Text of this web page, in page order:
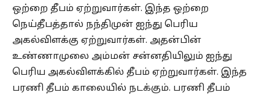
ஒற்றை தீபம் ஏற்றுவார்கள். இந்த ஒற்றை
நெய்தீபத்தால் நந்திமுன் ஐந்து பெரிய
அகல்விளக்கு ஏற்றுவார்கள். அதன்பின்
உண்ணாமுலை அம்மன் சன்னதியிலும் ஐந்து
பெரிய அகல்விளக்கில் தீபம் ஏற்றுவார்கள். இந்த
பரணி தீபம் காலையில் நடக்கும். பரணி தீபம்